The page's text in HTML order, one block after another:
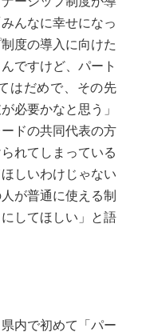
んなに幸せになっ
度の導入に向けた
ですけど、パート
はだめで、その先
必要かなと思う」
ドの共同代表の方
れてしまっている
しいわけじゃない
が普通に使える制
してほしい」と語
内で初めて「パー